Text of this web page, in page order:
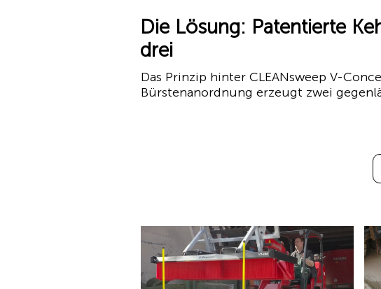
Die Lösung: Patentierte
drei
Das Prinzip hinter CLEANsweep V-
Bürstenanordnung erzeugt zwei